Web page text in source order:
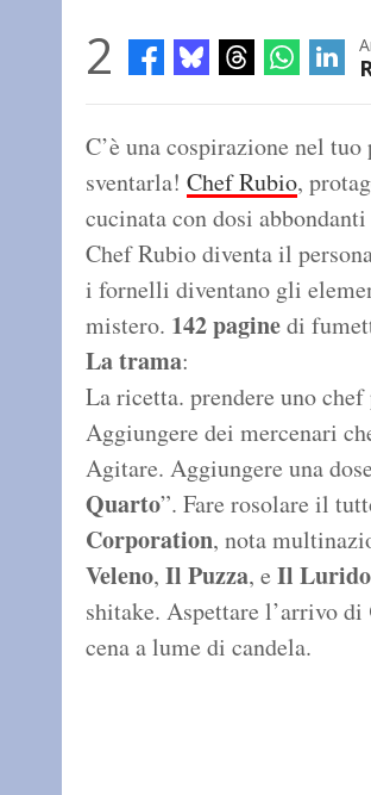
2
C’è una cospirazione nel
sventarla! Chef Rubio,
cucinata con dosi
Chef Rubio diventa il
i fornelli diventano gli
mistero. 142paginedi
La trama:
La ricetta. prendere uno
Aggiungere dei mercenari
Agitare. Aggiungere una
Quarto”. Fare rosolare il
Corporation, nota
Veleno, Il Puzza, e Il Lurido
shitake. Aspettare l’arrivo di
cena a lume di candela.